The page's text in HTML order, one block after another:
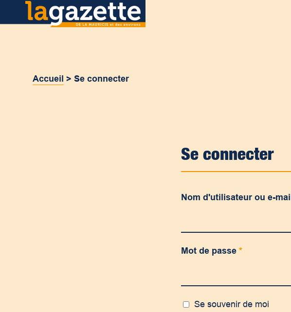
Accueil >Se connecter
Se connecter
Nom d'utilisateur ou e-mail
Mot de passe *
Se souvenir de moi